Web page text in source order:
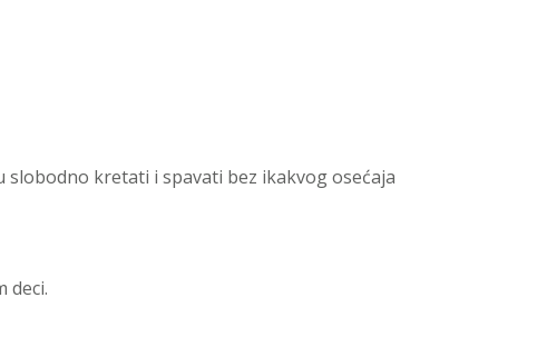
slobodno kretati i spavati bez ikakvog osećaja
deci.